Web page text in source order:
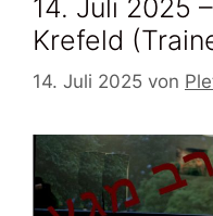
14. Juli 2025
Krefeld
14. Juli 2025 von